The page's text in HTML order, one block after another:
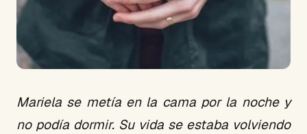
Mariela se metía en la cama por la noche y
no podía dormir. Su vida se estaba volviendo